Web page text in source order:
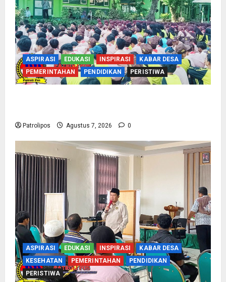
ASPIRASI EDUKASI INSPIRASI
KABAR DESA
PEMERINTAHAN
PENDIDIKAN PERISTIWA
Patrolipos Agustus 7, 2026 0
ASPIRASI EDUKASI INSPIRASI
KABAR DESA
KESEHATAN
PEMERINTAHAN
PENDIDIKAN
PERISTIWA